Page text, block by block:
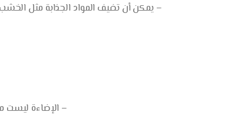
– يمكن أن تضيف المواد الجذابة مثل
– الإضاءة ليست